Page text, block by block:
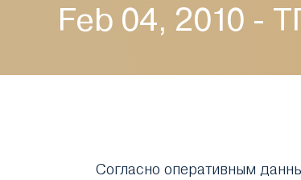
Feb 04, 2010 -
Согласно оперативным